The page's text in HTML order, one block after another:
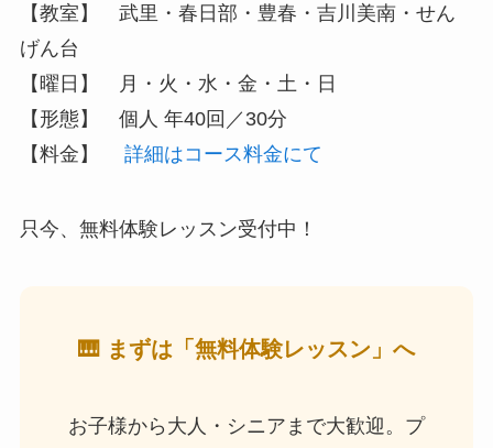
【教室】 武里・春日部・豊春・吉川美南・せん
げん台
【曜日】 月・火・水・金・土・日
【形態】 個人 年40回／30分
【料金】
詳細はコース料金にて
只今、無料体験レッスン受付中！
🎹 まずは「無料体験レッスン」へ
お子様から大人・シニアまで大歓迎。プ